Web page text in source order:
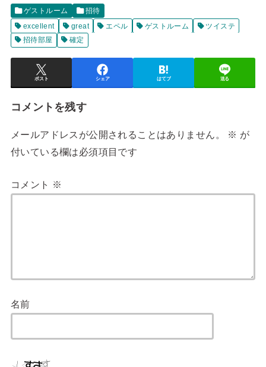
ゲストルーム
招待
excellent
great エペル ゲストルーム
ツイステ
招待部屋
確定
ポスト シェア はてブ 送る
コメントを残す
メールアドレスが公開されることはありません。 ※ が
付いている欄は必須項目です
コメント ※
名前